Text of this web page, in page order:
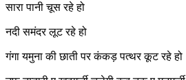
सारा पानी चूस रहे हो
नदी समंदर लूट रहे हो
गंगा यमुना की छाती पर कंकड़ पत्थर कूट रहे हो